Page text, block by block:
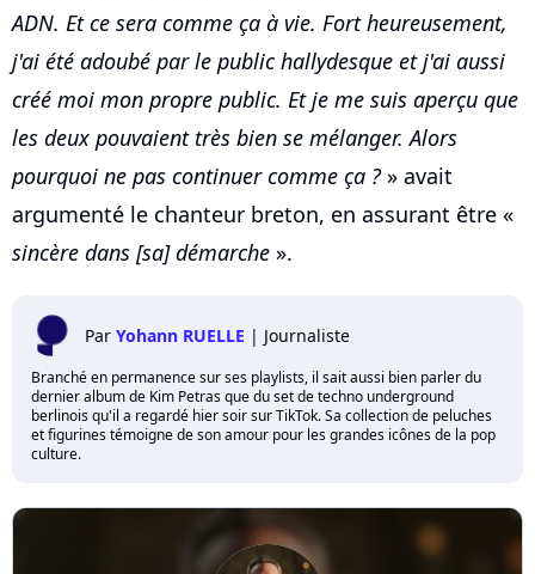
ADN. Et ce sera comme ça à vie. Fort heureusement,
j'ai été adoubé par le public hallydesque et j'ai aussi
créé moi mon propre public. Et je me suis aperçu que
les deux pouvaient très bien se mélanger. Alors
pourquoi ne pas continuer comme ça ?» avait
argumenté le chanteur breton, en assurant être «
sincère dans [sa] démarche ».
Par Yohann RUELLE | Journaliste
Branché en permanence sur ses playlists, il sait aussi bien parler du
dernier album de Kim Petras que du set de techno underground
berlinois qu'il a regardé hier soir sur TikTok. Sa collection de peluches
et figurines témoigne de son amour pour les grandes icônes de la pop
culture.